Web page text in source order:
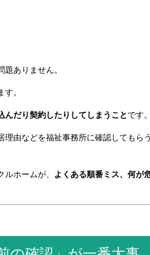
ありません。
。
んだり契約したりしてしまうことです。
由などを福祉事務所に確認してもら
ホームが、
よくある順番ミス、何が